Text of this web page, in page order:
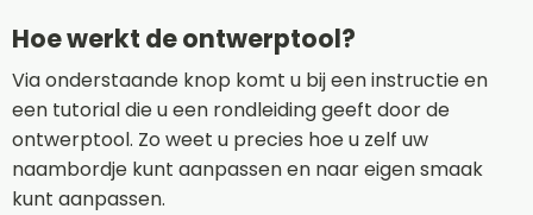
Hoe werkt de ontwerptool?
Via onderstaande knop komt u bij een instructie en
een tutorial die u een rondleiding geeft door de
ontwerptool. Zo weet u precies hoe u zelf uw
naambordje kunt aanpassen en naar eigen smaak
kunt aanpassen.